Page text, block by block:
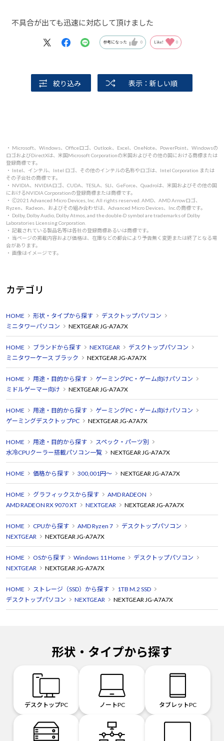
不具合が出ても迅速に対応して頂けました
参考になった 0 Like! 0
絞り込み 表示：新しい順
・ Microsoft、Windows、Officeロゴ、Outlook、Excel、OneNote、PowerPoint、Windowsの
ロゴおよびDirectXは、米国Microsoft Corporationの米国およびその他の国における商標または
登録商標です。
・ Intel、インテル、Intel ロゴ、その他のインテルの名称やロゴは、Intel Corporation または
その子会社の商標です。
・ NVIDIA、NVIDIAロゴ、CUDA、TESLA、SLI、GeForce、Quadroは、米国およびその他の国
におけるNVIDIA Corporationの登録商標または商標です。
・ 🄫2021 Advanced Micro Devices, Inc. All rights reserved. AMD、AMD Arrowロゴ、
Ryzen、Radeon、およびその組み合わせは、Advanced Micro Devices、Inc.の商標です。
・ Dolby, Dolby Audio, Dolby Atmos, and the double-D symbol are trademarks of Dolby
Laboratories Licensing Corporation.
・ 記載されている製品名等は各社の登録商標あるいは商標です。
・ 当ページの掲載内容および価格は、在庫などの都合により予告無く変更または終了となる場
合があります。
・ 画像はイメージです。
カテゴリ
HOME 形状・タイプから探す
デスクトップパソコン
ミニタワーパソコン
NEXTGEAR JG-A7A7X
HOME ブランドから探す NEXTGEAR
デスクトップパソコン
ミニタワーケース ブラック
NEXTGEAR JG-A7A7X
HOME 用途・目的から探す
ゲーミングPC・ゲーム向けパソコン
ミドルゲーマー向け
NEXTGEAR JG-A7A7X
HOME 用途・目的から探す
ゲーミングPC・ゲーム向けパソコン
ゲーミングデスクトップPC
NEXTGEAR JG-A7A7X
HOME 用途・目的から探す
スペック・パーツ別
水冷CPUクーラー搭載パソコン一覧
NEXTGEAR JG-A7A7X
HOME 価格から探す 300,001円～ NEXTGEAR JG-A7A7X
HOME グラフィックスから探す
AMD RADEON
AMD RADEON RX 9070 XT
NEXTGEAR NEXTGEAR JG-A7A7X
HOME CPUから探す AMD Ryzen 7
デスクトップパソコン
NEXTGEAR
NEXTGEAR JG-A7A7X
HOME OSから探す Windows 11 Home
デスクトップパソコン
NEXTGEAR
NEXTGEAR JG-A7A7X
HOME ストレージ（SSD）から探す
1TB M.2 SSD
デスクトップパソコン
NEXTGEAR NEXTGEAR JG-A7A7X
形状・タイプから探す
デスクトップPC ノートPC タブレットPC